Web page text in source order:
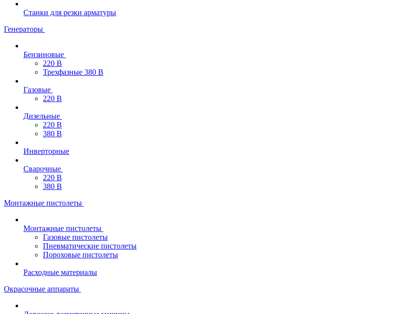
Станки для резки арматуры
Генераторы
Бензиновые
220 В
Трехфазные 380 В
Газовые
220 В
Дизельные
220 В
380 В
Инверторные
Сварочные
220 В
380 В
Монтажные пистолеты
Монтажные пистолеты
Газовые пистолеты
Пневматические пистолеты
Пороховые пистолеты
Расходные материалы
Окрасочные аппараты